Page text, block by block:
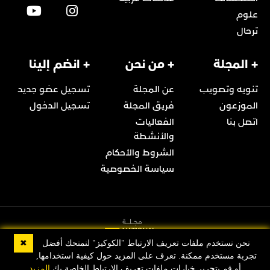
علوم
ترحال
+ المجلة
تنويه وتصويب
الموزعون
اتصل بنا
+ من نحن
عن المجلة
فريق المجلة
الفعاليات
والأنشطة
الشروط والأحكام
سياسة الخصوصية
+ انضم إلينا
تسجيل عضو جديد
تسجيل الدخول
© 2022 Copyright مجلة ناشيونال جيوغرافيك العربية
✖
نحن نستخدم ملفات تعريف الارتباط "الكوكيز" لنمنحك أفضل
تجربة مستخدم ممكنة. تعرف على المزيد حول كيفية استخدامها,